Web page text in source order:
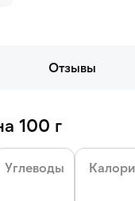
Отзывы
100 г
Углеводы